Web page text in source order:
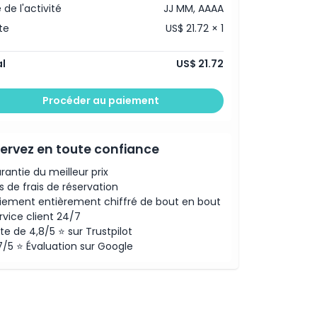
de l'activité
JJ MM, AAAA
US$ 21.72 × 1
US$ 21.72
Procéder au paiement
en toute confiance
du meilleur prix
de frais de réservation
entièrement chiffré de bout en bout
client 24/7
de 4,8/5 ⭐ sur Trustpilot
5 ⭐ Évaluation sur Google